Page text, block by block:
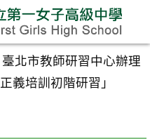
臺北市教師研習中心辦理
義培訓初階研習」